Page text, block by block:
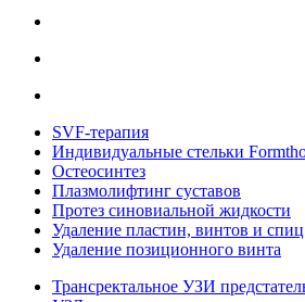
SVF-терапия
Индивидуальные стельки
Остеосинтез
Плазмолифтинг суставов
Протез синовиальной жидкости
Удаление пластин, винтов и
Удаление позиционного винта
Трансректальное УЗИ